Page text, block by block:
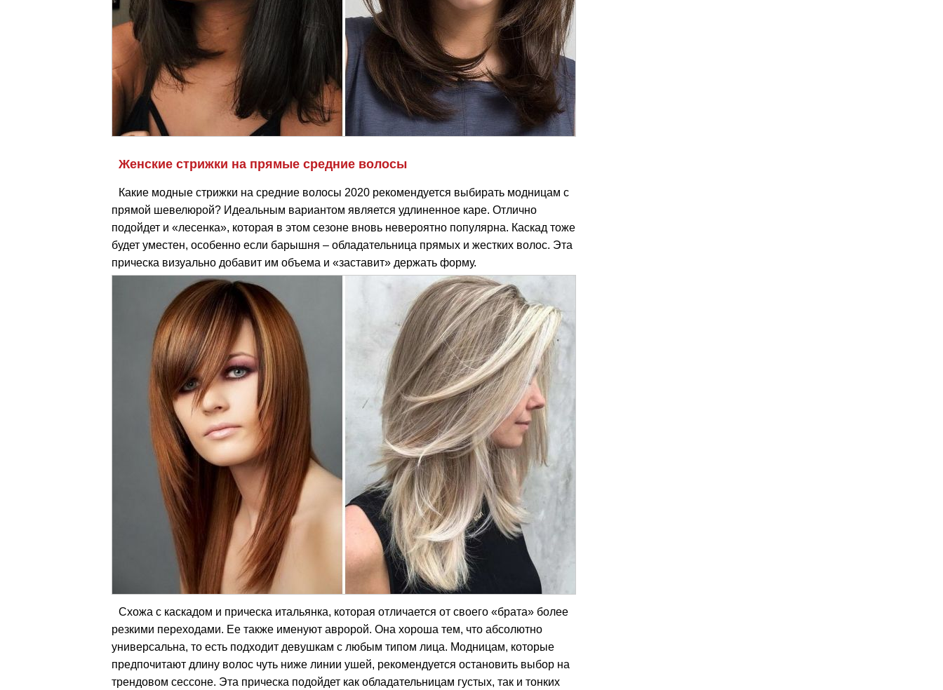
Женские стрижки на прямые средние волосы
Какие модные стрижки на средние волосы 2020 рекомендуется выбирать модницам с
прямой шевелюрой? Идеальным вариантом является удлиненное каре. Отлично
подойдет и «лесенка», которая в этом сезоне вновь невероятно популярна. Каскад тоже
будет уместен, особенно если барышня – обладательница прямых и жестких волос. Эта
прическа визуально добавит им объема и «заставит» держать форму.
Схожа с каскадом и прическа итальянка, которая отличается от своего «брата» более
резкими переходами. Ее также именуют авророй. Она хороша тем, что абсолютно
универсальна, то есть подходит девушкам с любым типом лица. Модницам, которые
предпочитают длину волос чуть ниже линии ушей, рекомендуется остановить выбор на
трендовом сессоне. Эта прическа подойдет как обладательницам густых, так и тонких